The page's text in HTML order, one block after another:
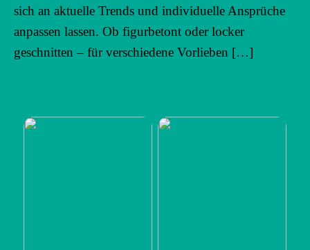
sich an aktuelle Trends und individuelle Ansprüche
anpassen lassen. Ob figurbetont oder locker
geschnitten – für verschiedene Vorlieben […]